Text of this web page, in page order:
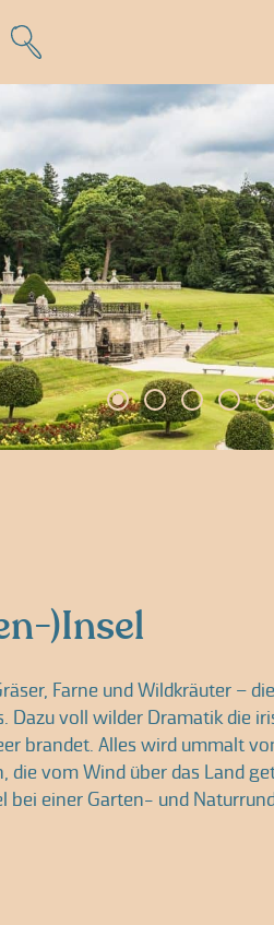
)Insel
Farne und Wildkräuter –
Dazu voll wilder Dramatik die
brandet. Alles wird ummalt
die vom Wind über das Land
bei einer Garten- und